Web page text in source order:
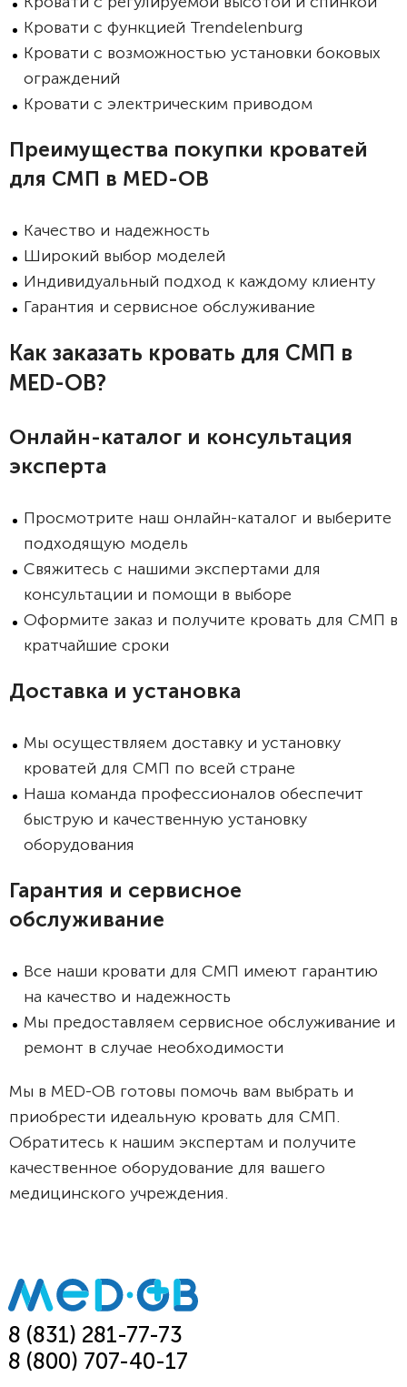
Кровати с функцией Trendelenburg
Кровати с возможностью установки боковых
ограждений
Кровати с электрическим приводом
Преимущества покупки кроватей
для СМП в MED-OB
Качество и надежность
Широкий выбор моделей
Индивидуальный подход к каждому клиенту
Гарантия и сервисное обслуживание
Как заказать кровать для СМП в
MED-OB?
Онлайн-каталог и консультация
эксперта
Просмотрите наш онлайн-каталог и выберите
подходящую модель
Свяжитесь с нашими экспертами для
консультации и помощи в выборе
Оформите заказ и получите кровать для СМП в
кратчайшие сроки
Доставка и установка
Мы осуществляем доставку и установку
кроватей для СМП по всей стране
Наша команда профессионалов обеспечит
быструю и качественную установку
оборудования
Гарантия и сервисное
обслуживание
Все наши кровати для СМП имеют гарантию
на качество и надежность
Мы предоставляем сервисное обслуживание и
ремонт в случае необходимости
Мы в MED-OB готовы помочь вам выбрать и
приобрести идеальную кровать для СМП.
Обратитесь к нашим экспертам и получите
качественное оборудование для вашего
медицинского учреждения.
8 (831) 281-77-73
8 (800) 707-40-17